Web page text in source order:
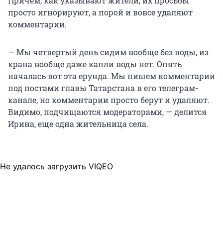
просто игнорируют, а порой и вовсе удаляют
комментарии.
— Мы четвертый день сидим вообще без воды, из
крана вообще даже капли воды нет. Опять
началась вот эта ерунда. Мы пишем комментарии
под постами главы Татарстана в его телеграм-
канале, но комментарии просто берут и удаляют.
Видимо, подчищаются модераторами, — делится
Ирина, еще одна жительница села.
Не удалось загрузить VIQEO